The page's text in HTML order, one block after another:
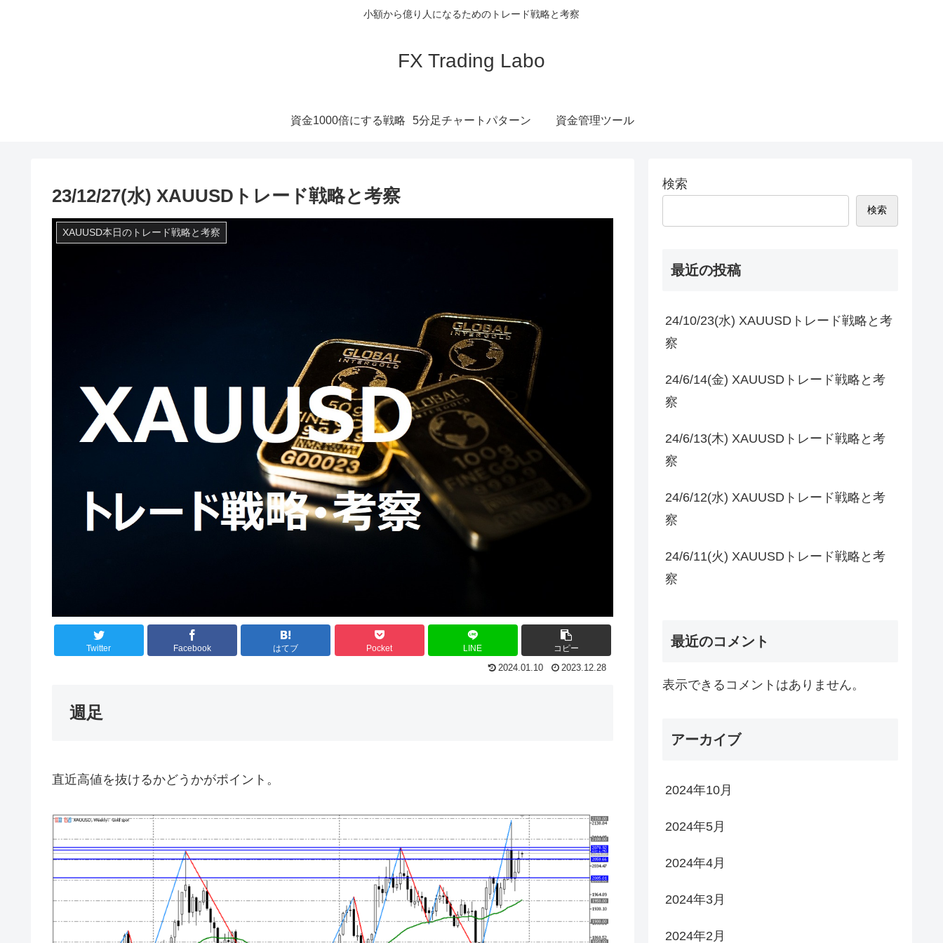
小額から億り人になるためのトレード戦略と考察
FX Trading Labo
資金1000倍にする戦略 5分足チャートパターン 資金管理ツール
23/12/27(水) XAUUSDトレード戦略と考察
XAUUSD本日のトレード戦略と考察
Twitter Facebook はてブ Pocket LINE コピー
2024.01.10 2023.12.28
週足
直近高値を抜けるかどうかがポイント。
検索
検索
最近の投稿
24/10/23(水) XAUUSDトレード戦略と考
察
24/6/14(金) XAUUSDトレード戦略と考
察
24/6/13(木) XAUUSDトレード戦略と考
察
24/6/12(水) XAUUSDトレード戦略と考
察
24/6/11(火) XAUUSDトレード戦略と考
察
最近のコメント
表示できるコメントはありません。
アーカイブ
2024年10月
2024年5月
2024年4月
2024年3月
2024年2月